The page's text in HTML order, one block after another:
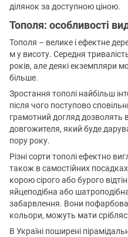
ділянок за доступною ціною.
Тополя: особливості
Тополя – велике і ефектне
м у висоту. Середня
років, але деякі екземпляри
більше.
Зростання тополі найбільш
після чого поступово
грамотний догляд дозволять
довгожителя, який буде
пору року.
Різні сорти тополі ефектно
також в самостійних
корою сірого або бурого
яйцеподібна або
забарвлення. Вони
кольори, можуть мати
В Україні поширені